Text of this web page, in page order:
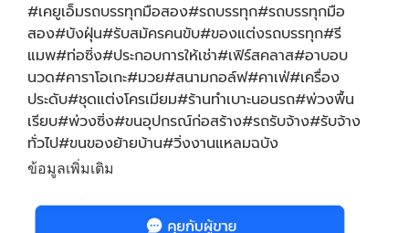
#เคยูเอ็มรถบรรทุกมือสอง#รถบรรทุก#รถบรรทุกมือ
สอง#บังฝุ่น#รับสมัครคนขับ#ของแต่งรถบรรทุก#รี
แมพ#ท่อซิ่ง#ประกอบการให้เช่า#เฟิร์สคลาส#อาบอบ
นวด#คาราโอเกะ#มวย#สนามกอล์ฟ#คาเฟ่#เครื่อง
ประดับ#ชุดแต่งโครเมียม#ร้านทำเบาะนอนรถ#พ่วงพื้น
เรียบ#พ่วงซิ่ง#ขนอุปกรณ์ก่อสร้าง#รถรับจ้าง#รับจ้าง
ทั่วไป#ขนของย้ายบ้าน#วิ่งงานแหลมฉบัง
ข้อมูลเพิ่มเติม